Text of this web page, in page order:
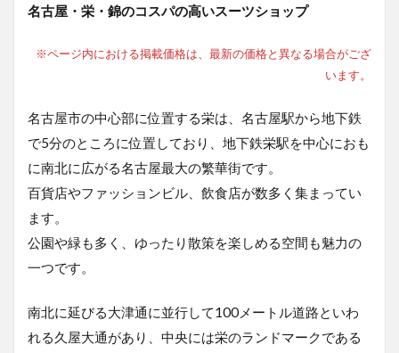
名古
錦の
高い
スー
ツシ
ョッ
プ
パが
高い
とは
1.1.1
割安な
スーツ=
名古屋・栄・錦のコスパの高いスーツショップ
※ページ内における掲載価格は、最新の価格と異なる場合がござ
います。
名古屋市の中心部に位置する栄は、名古屋駅から地下鉄
で5分のところに位置しており、地下鉄栄駅を中心におも
に南北に広がる名古屋最大の繁華街です。
百貨店やファッションビル、飲食店が数多く集まってい
ます。
公園や緑も多く、ゆったり散策を楽しめる空間も魅力の
一つです。
南北に延びる大津通に並行して100メートル道路といわ
れる久屋大通があり、中央には栄のランドマークである